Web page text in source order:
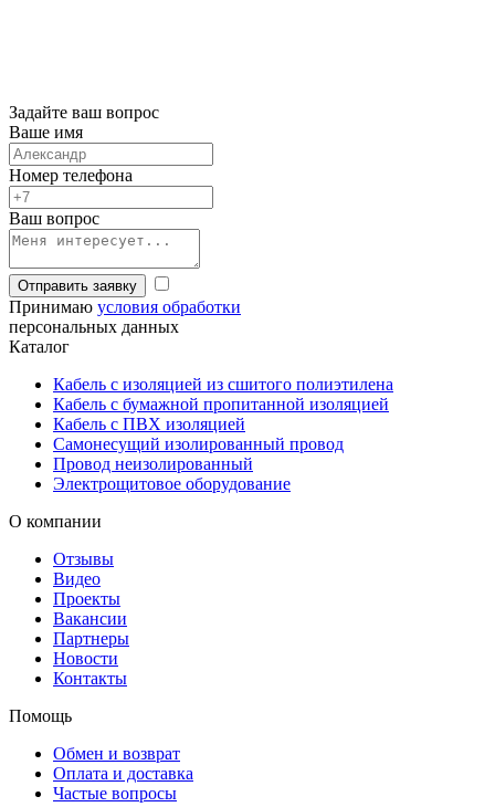
Задайте ваш вопрос
Ваше имя
Номер телефона
Ваш вопрос
Отправить заявку
Принимаю условия обработки
персональных данных
Каталог
Кабель с изоляцией из сшитого полиэтилена
Кабель с бумажной пропитанной изоляцией
Кабель с ПВХ изоляцией
Самонесущий изолированный провод
Провод неизолированный
Электрощитовое оборудование
О компании
Отзывы
Видео
Проекты
Вакансии
Партнеры
Новости
Контакты
Помощь
Обмен и возврат
Оплата и доставка
Частые вопросы